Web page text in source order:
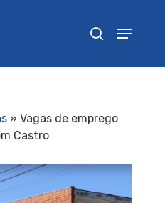
» Vagas de emprego
Castro